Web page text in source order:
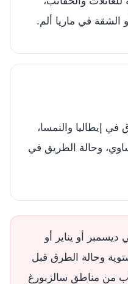
الشقة في ماريا ألم.
في إيطاليا والنمسا،
وحالة الطريق في
ديسمبر أو يناير أو
وحالة الطرق قبل
من مناطق سالزبورغ